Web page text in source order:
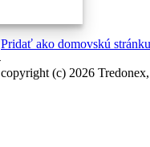
Pridať ako domovskú stránku